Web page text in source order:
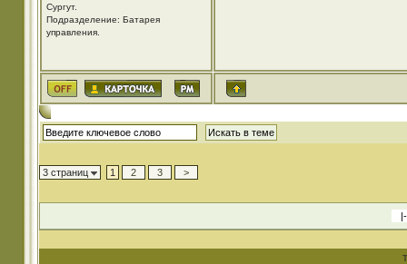
Cургут.
Подразделение: Батарея
управления.
3 страниц 1 2 3 >